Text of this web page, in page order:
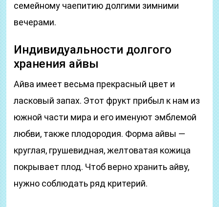
семейному чаепитию долгими зимними
вечерами.
Индивидуальности долгого
хранения айвы
Айва имеет весьма прекрасный цвет и
ласковый запах. Этот фрукт прибыл к нам из
южной части мира и его именуют эмблемой
любви, также плодородия. Форма айвы —
круглая, грушевидная, желтоватая кожица
покрывает плод. Чтоб верно хранить айву,
нужно соблюдать ряд критерий.